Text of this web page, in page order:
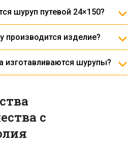
шуруп путевой 24×150?
пути.
производится изделие?
изготавливаются шурупы?
с